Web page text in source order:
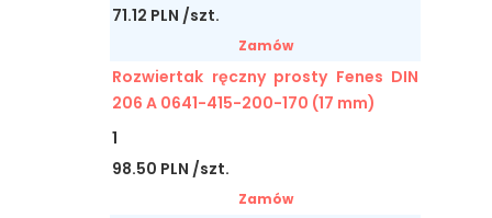
71.12 PLN /szt.
Zamów
Rozwiertak ręczny prosty Fenes DIN
206 A 0641-415-200-170 (17 mm)
1
98.50 PLN /szt.
Zamów